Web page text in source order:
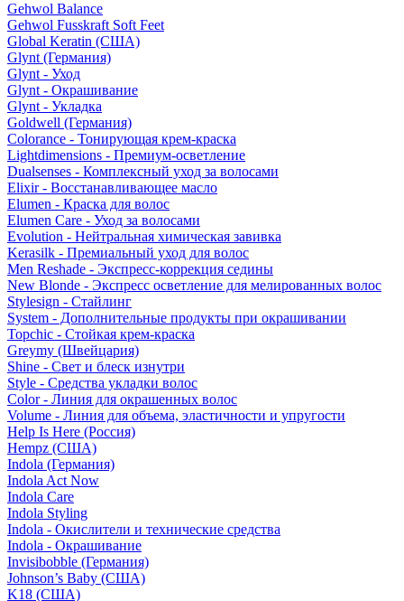
Gehwol Balance
Gehwol Fusskraft Soft Feet
Global Keratin (США)
Glynt (Германия)
Glynt - Уход
Glynt - Окрашивание
Glynt - Укладка
Goldwell (Германия)
Colorance - Тонирующая крем-краска
Lightdimensions - Премиум-осветление
Dualsenses - Комплексный уход за волосами
Elixir - Восстанавливающее масло
Elumen - Краска для волос
Elumen Care - Уход за волосами
Evolution - Нейтральная химическая завивка
Kerasilk - Премиальный уход для волос
Men Reshade - Экспресс-коррекция седины
New Blonde - Экспресс осветление для мелированных волос
Stylesign - Стайлинг
System - Дополнительные продукты при окрашивании
Topchic - Стойкая крем-краска
Greymy (Швейцария)
Shine - Свет и блеск изнутри
Style - Средства укладки волос
Color - Линия для окрашенных волос
Volume - Линия для объема, эластичности и упругости
Help Is Here (Россия)
Hempz (США)
Indola (Германия)
Indola Act Now
Indola Care
Indola Styling
Indola - Окислители и технические средства
Indola - Окрашивание
Invisibobble (Германия)
Johnson’s Baby (США)
K18 (США)